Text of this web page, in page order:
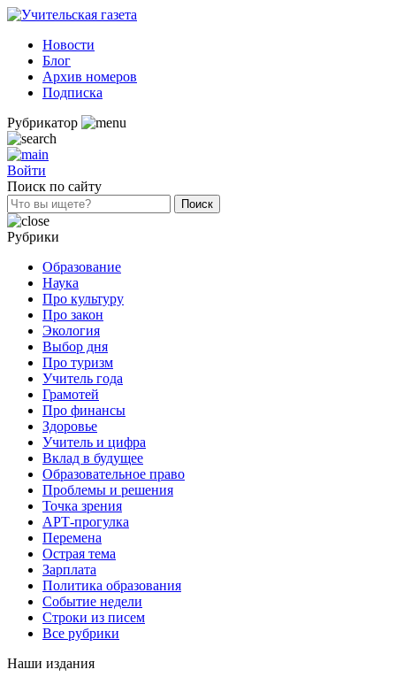
Новости
Блог
Архив номеров
Подписка
Рубрикатор
Войти
Поиск по сайту
Рубрики
Образование
Наука
Про культуру
Про закон
Экология
Выбор дня
Про туризм
Учитель года
Грамотей
Про финансы
Здоровье
Учитель и цифра
Вклад в будущее
Образовательное право
Проблемы и решения
Точка зрения
АРТ-прогулка
Перемена
Острая тема
Зарплата
Политика образования
Событие недели
Строки из писем
Все рубрики
Наши издания